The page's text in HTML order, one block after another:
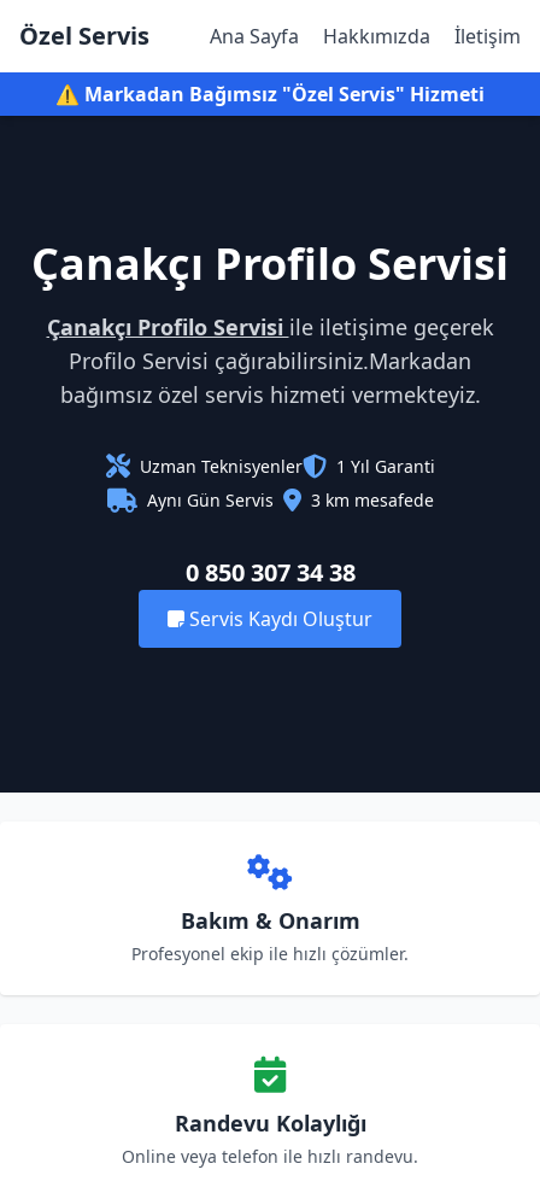
Özel Servis Ana Sayfa Hakkımızda İletişim
⚠️ Markadan Bağımsız "Özel Servis" Hizmeti
Çanakçı Profilo Servisi
Çanakçı Profilo Servisi ile iletişime geçerek
Profilo Servisi çağırabilirsiniz.Markadan
bağımsız özel servis hizmeti vermekteyiz.
Uzman Teknisyenler
1 Yıl Garanti
Aynı Gün Servis
3 km mesafede
0 850 307 34 38
Servis Kaydı Oluştur
Bakım & Onarım
Profesyonel ekip ile hızlı çözümler.
Randevu Kolaylığı
Online veya telefon ile hızlı randevu.